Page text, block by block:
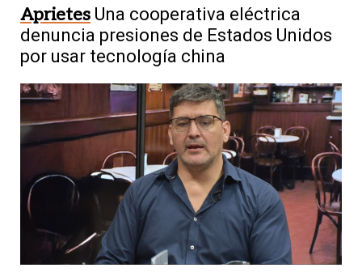
Aprietes Una cooperativa eléctrica
denuncia presiones de Estados Unidos
por usar tecnología china